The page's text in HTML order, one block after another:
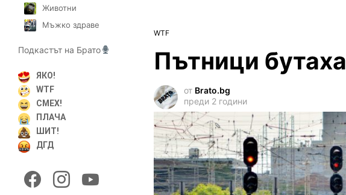
WTF
Пътници
от Brato.bg
преди 2 години
Животни
Мъжко здраве
Подкастът на Брато
ЯКО!
WTF
СМЕХ!
ПЛАЧА
ШИТ!
ДГД